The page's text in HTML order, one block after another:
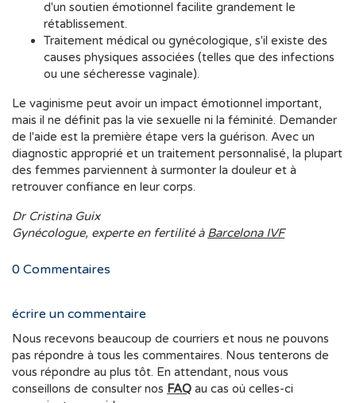
d'un soutien émotionnel facilite grandement le
rétablissement.
Traitement médical ou gynécologique, s'il existe des
causes physiques associées (telles que des infections
ou une sécheresse vaginale).
Le vaginisme peut avoir un impact émotionnel important,
mais il ne définit pas la vie sexuelle ni la féminité. Demander
de l'aide est la première étape vers la guérison. Avec un
diagnostic approprié et un traitement personnalisé, la plupart
des femmes parviennent à surmonter la douleur et à
retrouver confiance en leur corps.
Dr Cristina Guix
Gynécologue, experte en fertilité à Barcelona IVF
0 Commentaires
écrire un commentaire
Nous recevons beaucoup de courriers et nous ne pouvons
pas répondre à tous les commentaires. Nous tenterons de
vous répondre au plus tôt. En attendant, nous vous
conseillons de consulter nos FAQ au cas où celles-ci